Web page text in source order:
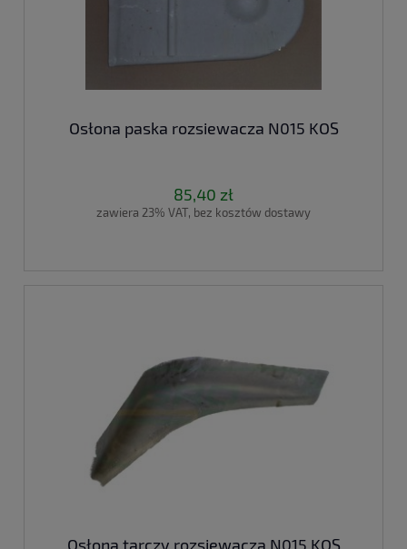
Osłona paska rozsiewacza N015 KOS
85,40 zł
zawiera 23% VAT, bez kosztów dostawy
Osłona tarczy rozsiewacza N015 KOS